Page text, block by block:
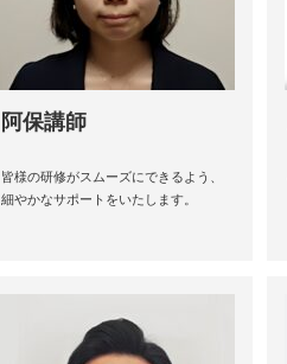
阿保講師
皆様の研修がスムーズにできるよう、
細やかなサポートをいたします。